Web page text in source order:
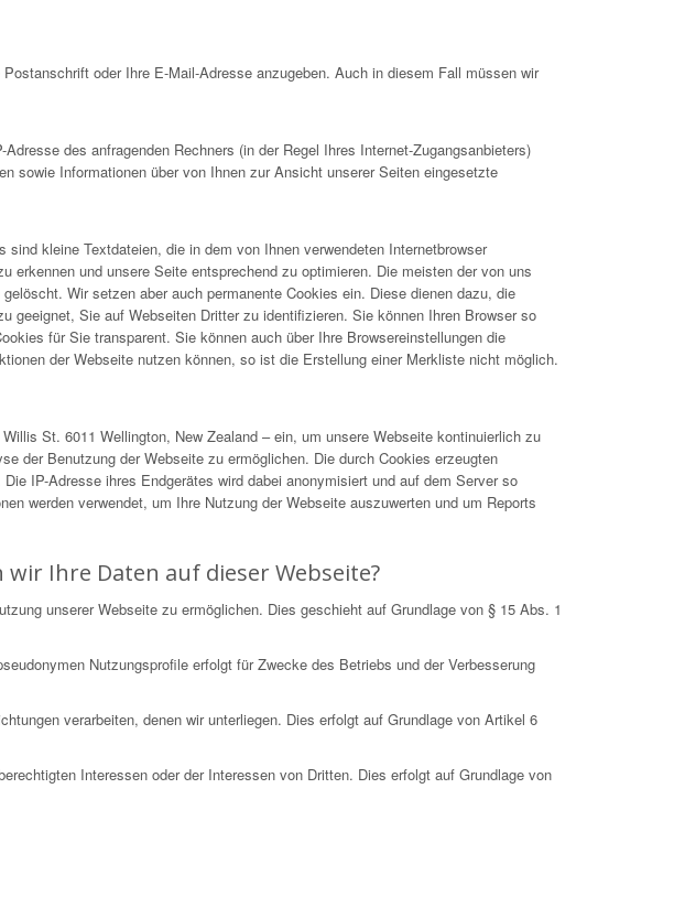
oder Ihre E-Mail-Adresse anzugeben. Auch in diesem Fall müssen wir
des anfragenden Rechners (in der Regel Ihres Internet-Zugangsanbieters)
sowie Informationen über von Ihnen zur Ansicht unserer Seiten eingesetzte
kleine Textdateien, die in dem von Ihnen verwendeten Internetbrowser
und unsere Seite entsprechend zu optimieren. Die meisten der von uns
Wir setzen aber auch permanente Cookies ein. Diese dienen dazu, die
geeignet, Sie auf Webseiten Dritter zu identifizieren. Sie können Ihren Browser so
für Sie transparent. Sie können auch über Ihre Browsereinstellungen die
der Webseite nutzen können, so ist die Erstellung einer Merkliste nicht möglich.
St. 6011 Wellington, New Zealand – ein, um unsere Webseite kontinuierlich zu
der Benutzung der Webseite zu ermöglichen. Die durch Cookies erzeugten
IP-Adresse ihres Endgerätes wird dabei anonymisiert und auf dem Server so
werden verwendet, um Ihre Nutzung der Webseite auszuwerten und um Reports
Ihre Daten auf dieser Webseite?
unserer Webseite zu ermöglichen. Dies geschieht auf Grundlage von § 15 Abs. 1
Nutzungsprofile erfolgt für Zwecke des Betriebs und der Verbesserung
verarbeiten, denen wir unterliegen. Dies erfolgt auf Grundlage von Artikel 6
Interessen oder der Interessen von Dritten. Dies erfolgt auf Grundlage von